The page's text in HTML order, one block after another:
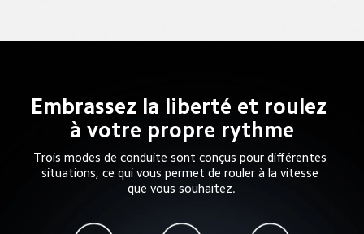
Embrassez la liberté et roulez
à votre propre rythme
Trois modes de conduite sont conçus pour différentes
situations, ce qui vous permet de rouler à la vitesse
que vous souhaitez.